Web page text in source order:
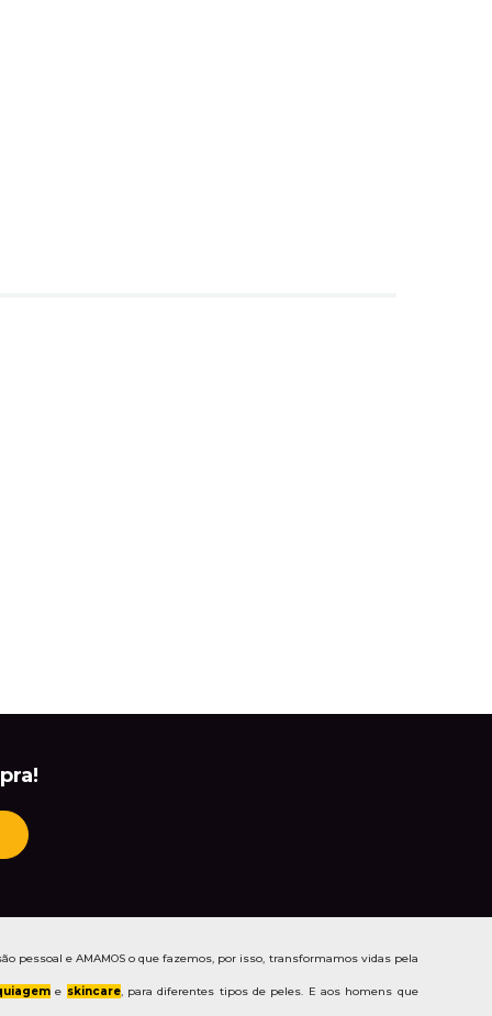
pessoal e AMAMOS o que fazemos, por isso, transformamos vidas pela
e skincare, para diferentes tipos de peles. E aos homens que